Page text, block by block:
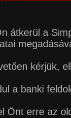
átkerül a
kérjük,
a banki
Önt erre az